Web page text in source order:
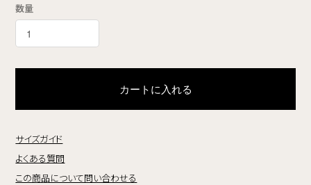
数量
カートに入れる
サイズガイド
よくある質問
この商品について問い合わせる